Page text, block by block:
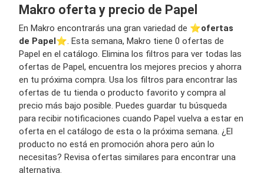
Makro oferta y precio de Papel
En Makro encontrarás una gran variedad de ⭐️ofertas
de Papel⭐️. Esta semana, Makro tiene 0 ofertas de
Papel en el catálogo. Elimina los filtros para ver todas las
ofertas de Papel, encuentra los mejores precios y ahorra
en tu próxima compra. Usa los filtros para encontrar las
ofertas de tu tienda o producto favorito y compra al
precio más bajo posible. Puedes guardar tu búsqueda
para recibir notificaciones cuando Papel vuelva a estar en
oferta en el catálogo de esta o la próxima semana. ¿El
producto no está en promoción ahora pero aún lo
necesitas? Revisa ofertas similares para encontrar una
alternativa.